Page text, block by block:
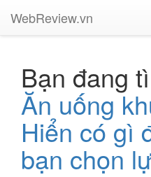
WebReview.vn
Bạn đang
Ăn uống
Hiển có gì
bạn chọn